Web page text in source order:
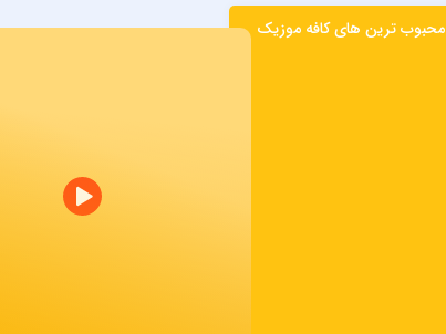
محبوب ترین های کافه موزیک